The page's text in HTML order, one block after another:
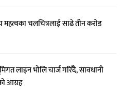
महत्वका चलचित्रलाई साढे तीन करोड
लाइन भोलि चार्ज गरिँदै, सावधानी
आग्रह